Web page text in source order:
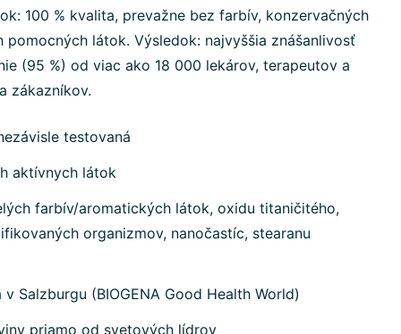
100 % kvalita, prevažne bez farbív, konzervačných
pomocných látok. Výsledok: najvyššia znášanlivosť
(95 %) od viac ako 18 000 lekárov, terapeutov a
zákazníkov.
testovaná
aktívnych látok
farbív/aromatických látok, oxidu titaničitého,
organizmov, nanočastíc, stearanu
Salzburgu (BIOGENA Good Health World)
priamo od svetových lídrov